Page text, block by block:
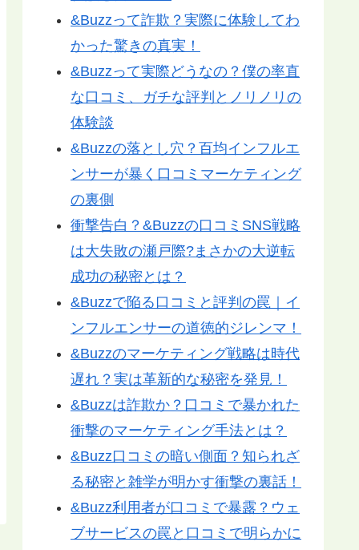
&Buzzって詐欺？実際に体験してわ
かった驚きの真実！
&Buzzって実際どうなの？僕の率直
な口コミ、ガチな評判とノリノリの
体験談
&Buzzの落とし穴？百均インフルエ
ンサーが暴く口コミマーケティング
の裏側
衝撃告白？&Buzzの口コミSNS戦略
は大失敗の瀬戸際?まさかの大逆転
成功の秘密とは？
&Buzzで陥る口コミと評判の罠｜イ
ンフルエンサーの道徳的ジレンマ！
&Buzzのマーケティング戦略は時代
遅れ？実は革新的な秘密を発見！
&Buzzは詐欺か？口コミで暴かれた
衝撃のマーケティング手法とは？
&Buzz口コミの暗い側面？知られざ
る秘密と雑学が明かす衝撃の裏話！
&Buzz利用者が口コミで暴露？ウェ
ブサービスの罠と口コミで明らかに